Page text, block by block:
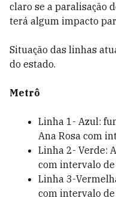
claro se a paralisação
terá algum impacto
Situação das linhas
do estado.
Metrô
Linha 1- Azul:
Ana Rosa com
Linha 2- Verde:
com intervalo
Linha 3-
com intervalo